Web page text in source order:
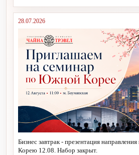
28.07.2026
Бизнес завтрак - презентация
Корею 12.08. Набор закрыт.